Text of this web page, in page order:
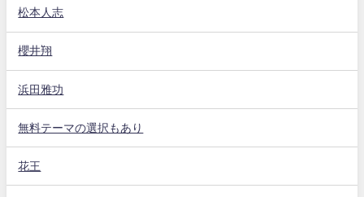
松本人志
櫻井翔
浜田雅功
無料テーマの選択もあり
花王